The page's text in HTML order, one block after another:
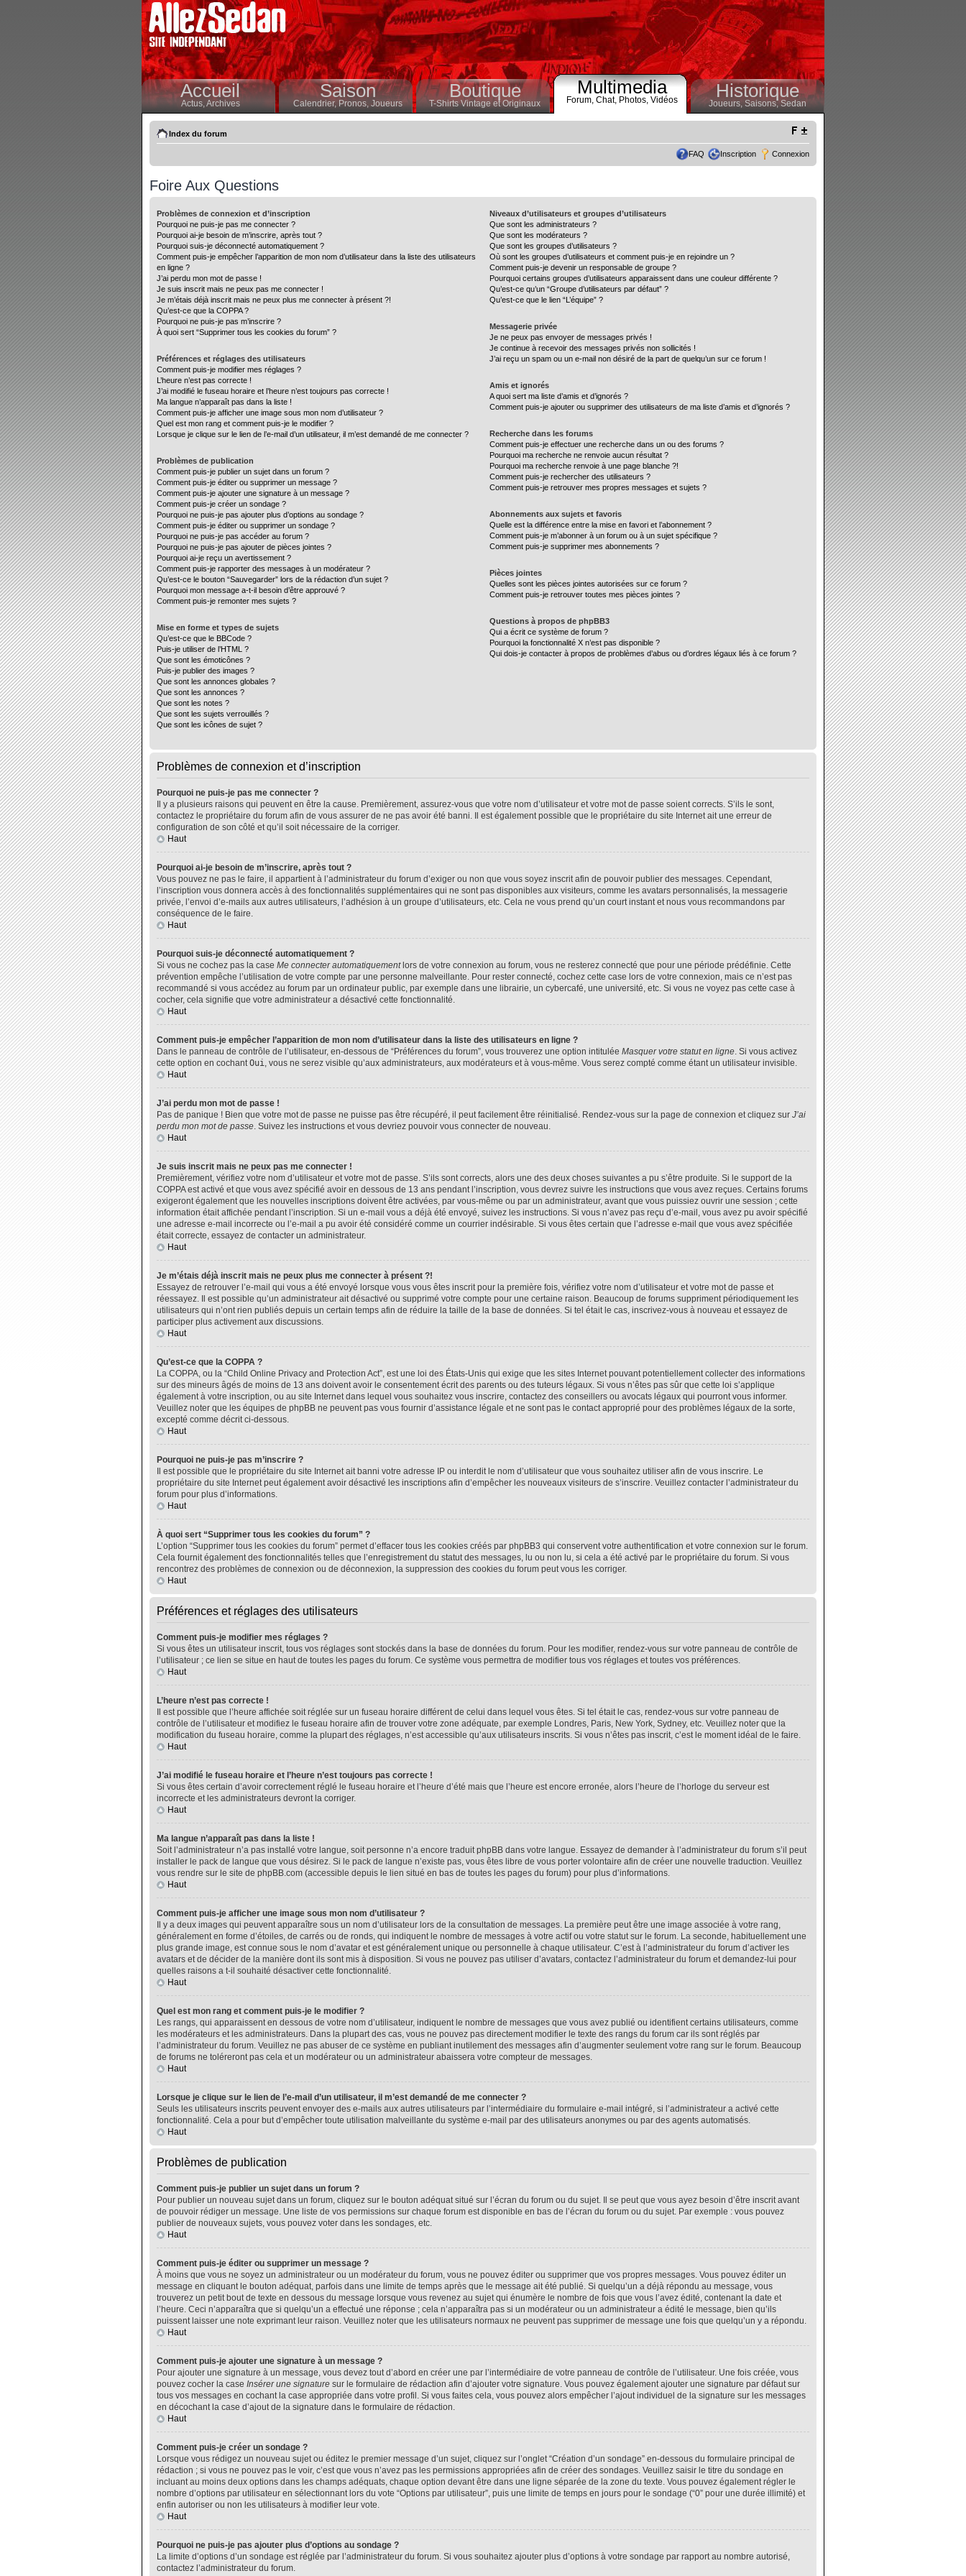
Accueil
Actus,Archives
Saison
Calendrier,Pronos, Joueurs
Boutique
T-Shirts Vintage et Originaux
Multimedia
Forum, Chat, Photos, Vidéos Historique
Joueurs, Saisons,Sedan
Index du forum
FAQ Inscription Connexion
Foire Aux Questions
Problèmes de connexion et d’inscription
Pourquoi ne puis-je pas me connecter ?
Pourquoi ai-je besoin de m’inscrire, après tout ?
Pourquoi suis-je déconnecté automatiquement ?
Comment puis-je empêcher l’apparition de mon nom d’utilisateur dans la liste des utilisateurs
en ligne ?
J’ai perdu mon mot de passe !
Je suis inscrit mais ne peux pas me connecter !
Je m’étais déjà inscrit mais ne peux plus me connecter à présent ?!
Qu’est-ce que la COPPA ?
Pourquoi ne puis-je pas m’inscrire ?
À quoi sert “Supprimer tous les cookies du forum” ?
Préférences et réglages des utilisateurs
Comment puis-je modifier mes réglages ?
L’heure n’est pas correcte !
J’ai modifié le fuseau horaire et l’heure n’est toujours pas correcte !
Ma langue n’apparaît pas dans la liste !
Comment puis-je afficher une image sous mon nom d’utilisateur ?
Quel est mon rang et comment puis-je le modifier ?
Lorsque je clique sur le lien de l’e-mail d’un utilisateur, il m’est demandé de me connecter ?
Problèmes de publication
Comment puis-je publier un sujet dans un forum ?
Comment puis-je éditer ou supprimer un message ?
Comment puis-je ajouter une signature à un message ?
Comment puis-je créer un sondage ?
Pourquoi ne puis-je pas ajouter plus d’options au sondage ?
Comment puis-je éditer ou supprimer un sondage ?
Pourquoi ne puis-je pas accéder au forum ?
Pourquoi ne puis-je pas ajouter de pièces jointes ?
Pourquoi ai-je reçu un avertissement ?
Comment puis-je rapporter des messages à un modérateur ?
Qu’est-ce le bouton “Sauvegarder” lors de la rédaction d’un sujet ?
Pourquoi mon message a-t-il besoin d’être approuvé ?
Comment puis-je remonter mes sujets ?
Mise en forme et types de sujets
Qu’est-ce que le BBCode ?
Puis-je utiliser de l’HTML ?
Que sont les émoticônes ?
Puis-je publier des images ?
Que sont les annonces globales ?
Que sont les annonces ?
Que sont les notes ?
Que sont les sujets verrouillés ?
Que sont les icônes de sujet ?
Niveaux d’utilisateurs et groupes d’utilisateurs
Que sont les administrateurs ?
Que sont les modérateurs ?
Que sont les groupes d’utilisateurs ?
Où sont les groupes d’utilisateurs et comment puis-je en rejoindre un ?
Comment puis-je devenir un responsable de groupe ?
Pourquoi certains groupes d’utilisateurs apparaissent dans une couleur différente ?
Qu’est-ce qu’un “Groupe d’utilisateurs par défaut” ?
Qu’est-ce que le lien “L’équipe” ?
Messagerie privée
Je ne peux pas envoyer de messages privés !
Je continue à recevoir des messages privés non sollicités !
J’ai reçu un spam ou un e-mail non désiré de la part de quelqu’un sur ce forum !
Amis et ignorés
A quoi sert ma liste d’amis et d’ignorés ?
Comment puis-je ajouter ou supprimer des utilisateurs de ma liste d’amis et d’ignorés ?
Recherche dans les forums
Comment puis-je effectuer une recherche dans un ou des forums ?
Pourquoi ma recherche ne renvoie aucun résultat ?
Pourquoi ma recherche renvoie à une page blanche ?!
Comment puis-je rechercher des utilisateurs ?
Comment puis-je retrouver mes propres messages et sujets ?
Abonnements aux sujets et favoris
Quelle est la différence entre la mise en favori et l’abonnement ?
Comment puis-je m’abonner à un forum ou à un sujet spécifique ?
Comment puis-je supprimer mes abonnements ?
Pièces jointes
Quelles sont les pièces jointes autorisées sur ce forum ?
Comment puis-je retrouver toutes mes pièces jointes ?
Questions à propos de phpBB3
Qui a écrit ce système de forum ?
Pourquoi la fonctionnalité X n’est pas disponible ?
Qui dois-je contacter à propos de problèmes d’abus ou d’ordres légaux liés à ce forum ?
Problèmes de connexion et d’inscription
Pourquoi ne puis-je pas me connecter ?
Il y a plusieurs raisons qui peuvent en être la cause. Premièrement, assurez-vous que votre nom d’utilisateur et votre mot de passe soient corrects. S’ils le sont,
contactez le propriétaire du forum afin de vous assurer de ne pas avoir été banni. Il est également possible que le propriétaire du site Internet ait une erreur de
configuration de son côté et qu’il soit nécessaire de la corriger.
Haut
Pourquoi ai-je besoin de m’inscrire, après tout ?
Vous pouvez ne pas le faire, il appartient à l’administrateur du forum d’exiger ou non que vous soyez inscrit afin de pouvoir publier des messages. Cependant,
l’inscription vous donnera accès à des fonctionnalités supplémentaires qui ne sont pas disponibles aux visiteurs, comme les avatars personnalisés, la messagerie
privée, l’envoi d’e-mails aux autres utilisateurs, l’adhésion à un groupe d’utilisateurs, etc. Cela ne vous prend qu’un court instant et nous vous recommandons par
conséquence de le faire.
Haut
Pourquoi suis-je déconnecté automatiquement ?
Si vous ne cochez pas la case Me connecter automatiquementlors de votre connexion au forum, vous ne resterez connecté que pour une période prédéfinie. Cette
prévention empêche l’utilisation de votre compte par une personne malveillante. Pour rester connecté, cochez cette case lors de votre connexion, mais ce n’est pas
recommandé si vous accédez au forum par un ordinateur public, par exemple dans une librairie, un cybercafé, une université, etc. Si vous ne voyez pas cette case à
cocher, cela signifie que votre administrateur a désactivé cette fonctionnalité.
Haut
Comment puis-je empêcher l’apparition de mon nom d’utilisateur dans la liste des utilisateurs en ligne ?
Dans le panneau de contrôle de l’utilisateur, en-dessous de “Préférences du forum”, vous trouverez une option intitulée Masquer votre statut en ligne. Si vous activez
cette option en cochantOui, vous ne serez visible qu’aux administrateurs, aux modérateurs et à vous-même. Vous serez compté comme étant un utilisateur invisible.
Haut
J’ai perdu mon mot de passe !
Pas de panique ! Bien que votre mot de passe ne puisse pas être récupéré, il peut facilement être réinitialisé. Rendez-vous sur la page de connexion et cliquez sur J’ai
perdu mon mot de passe. Suivez les instructions et vous devriez pouvoir vous connecter de nouveau.
Haut
Je suis inscrit mais ne peux pas me connecter !
Premièrement, vérifiez votre nom d’utilisateur et votre mot de passe. S’ils sont corrects, alors une des deux choses suivantes a pu s’être produite. Si le support de la
COPPA est activé et que vous avez spécifié avoir en dessous de 13 ans pendant l’inscription, vous devrez suivre les instructions que vous avez reçues. Certains forums
exigeront également que les nouvelles inscriptions doivent être activées, par vous-même ou par un administrateur, avant que vous puissiez ouvrir une session ; cette
information était affichée pendant l’inscription. Si un e-mail vous a déjà été envoyé, suivez les instructions. Si vous n’avez pas reçu d’e-mail, vous avez pu avoir spécifié
une adresse e-mail incorrecte ou l’e-mail a pu avoir été considéré comme un courrier indésirable. Si vous êtes certain que l’adresse e-mail que vous avez spécifiée
était correcte, essayez de contacter un administrateur.
Haut
Je m’étais déjà inscrit mais ne peux plus me connecter à présent ?!
Essayez de retrouver l’e-mail qui vous a été envoyé lorsque vous vous êtes inscrit pour la première fois, vérifiez votre nom d’utilisateur et votre mot de passe et
réessayez. Il est possible qu’un administrateur ait désactivé ou supprimé votre compte pour une certaine raison. Beaucoup de forums suppriment périodiquement les
utilisateurs qui n’ont rien publiés depuis un certain temps afin de réduire la taille de la base de données. Si tel était le cas, inscrivez-vous à nouveau et essayez de
participer plus activement aux discussions.
Haut
Qu’est-ce que la COPPA ?
La COPPA, ou la “Child Online Privacy and Protection Act”, est une loi des États-Unis qui exige que les sites Internet pouvant potentiellement collecter des informations
sur des mineurs âgés de moins de 13 ans doivent avoir le consentement écrit des parents ou des tuteurs légaux. Si vous n’êtes pas sûr que cette loi s’applique
également à votre inscription, ou au site Internet dans lequel vous souhaitez vous inscrire, contactez des conseillers ou avocats légaux qui pourront vous informer.
Veuillez noter que les équipes de phpBB ne peuvent pas vous fournir d’assistance légale et ne sont pas le contact approprié pour des problèmes légaux de la sorte,
excepté comme décrit ci-dessous.
Haut
Pourquoi ne puis-je pas m’inscrire ?
Il est possible que le propriétaire du site Internet ait banni votre adresse IP ou interdit le nom d’utilisateur que vous souhaitez utiliser afin de vous inscrire. Le
propriétaire du site Internet peut également avoir désactivé les inscriptions afin d’empêcher les nouveaux visiteurs de s’inscrire. Veuillez contacter l’administrateur du
forum pour plus d’informations.
Haut
À quoi sert “Supprimer tous les cookies du forum” ?
L’option “Supprimer tous les cookies du forum” permet d’effacer tous les cookies créés par phpBB3 qui conservent votre authentification et votre connexion sur le forum.
Cela fournit également des fonctionnalités telles que l’enregistrement du statut des messages, lu ou non lu, si cela a été activé par le propriétaire du forum. Si vous
rencontrez des problèmes de connexion ou de déconnexion, la suppression des cookies du forum peut vous les corriger.
Haut
Préférences et réglages des utilisateurs
Comment puis-je modifier mes réglages ?
Si vous êtes un utilisateur inscrit, tous vos réglages sont stockés dans la base de données du forum. Pour les modifier, rendez-vous sur votre panneau de contrôle de
l’utilisateur ; ce lien se situe en haut de toutes les pages du forum. Ce système vous permettra de modifier tous vos réglages et toutes vos préférences.
Haut
L’heure n’est pas correcte !
Il est possible que l’heure affichée soit réglée sur un fuseau horaire différent de celui dans lequel vous êtes. Si tel était le cas, rendez-vous sur votre panneau de
contrôle de l’utilisateur et modifiez le fuseau horaire afin de trouver votre zone adéquate, par exemple Londres, Paris, New York, Sydney, etc. Veuillez noter que la
modification du fuseau horaire, comme la plupart des réglages, n’est accessible qu’aux utilisateurs inscrits. Si vous n’êtes pas inscrit, c’est le moment idéal de le faire.
Haut
J’ai modifié le fuseau horaire et l’heure n’est toujours pas correcte !
Si vous êtes certain d’avoir correctement réglé le fuseau horaire et l’heure d’été mais que l’heure est encore erronée, alors l’heure de l’horloge du serveur est
incorrecte et les administrateurs devront la corriger.
Haut
Ma langue n’apparaît pas dans la liste !
Soit l’administrateur n’a pas installé votre langue, soit personne n’a encore traduit phpBB dans votre langue. Essayez de demander à l’administrateur du forum s’il peut
installer le pack de langue que vous désirez. Si le pack de langue n’existe pas, vous êtes libre de vous porter volontaire afin de créer une nouvelle traduction. Veuillez
vous rendre sur le site de phpBB.com (accessible depuis le lien situé en bas de toutes les pages du forum) pour plus d’informations.
Haut
Comment puis-je afficher une image sous mon nom d’utilisateur ?
Il y a deux images qui peuvent apparaître sous un nom d’utilisateur lors de la consultation de messages. La première peut être une image associée à votre rang,
généralement en forme d’étoiles, de carrés ou de ronds, qui indiquent le nombre de messages à votre actif ou votre statut sur le forum. La seconde, habituellement une
plus grande image, est connue sous le nom d’avatar et est généralement unique ou personnelle à chaque utilisateur. C’est à l’administrateur du forum d’activer les
avatars et de décider de la manière dont ils sont mis à disposition. Si vous ne pouvez pas utiliser d’avatars, contactez l’administrateur du forum et demandez-lui pour
quelles raisons a t-il souhaité désactiver cette fonctionnalité.
Haut
Quel est mon rang et comment puis-je le modifier ?
Les rangs, qui apparaissent en dessous de votre nom d’utilisateur, indiquent le nombre de messages que vous avez publié ou identifient certains utilisateurs, comme
les modérateurs et les administrateurs. Dans la plupart des cas, vous ne pouvez pas directement modifier le texte des rangs du forum car ils sont réglés par
l’administrateur du forum. Veuillez ne pas abuser de ce système en publiant inutilement des messages afin d’augmenter seulement votre rang sur le forum. Beaucoup
de forums ne toléreront pas cela et un modérateur ou un administrateur abaissera votre compteur de messages.
Haut
Lorsque je clique sur le lien de l’e-mail d’un utilisateur, il m’est demandé de me connecter ?
Seuls les utilisateurs inscrits peuvent envoyer des e-mails aux autres utilisateurs par l’intermédiaire du formulaire e-mail intégré, si l’administrateur a activé cette
fonctionnalité. Cela a pour but d’empêcher toute utilisation malveillante du système e-mail par des utilisateurs anonymes ou par des agents automatisés.
Haut
Problèmes de publication
Comment puis-je publier un sujet dans un forum ?
Pour publier un nouveau sujet dans un forum, cliquez sur le bouton adéquat situé sur l’écran du forum ou du sujet. Il se peut que vous ayez besoin d’être inscrit avant
de pouvoir rédiger un message. Une liste de vos permissions sur chaque forum est disponible en bas de l’écran du forum ou du sujet. Par exemple : vous pouvez
publier de nouveaux sujets, vous pouvez voter dans les sondages, etc.
Haut
Comment puis-je éditer ou supprimer un message ?
À moins que vous ne soyez un administrateur ou un modérateur du forum, vous ne pouvez éditer ou supprimer que vos propres messages. Vous pouvez éditer un
message en cliquant le bouton adéquat, parfois dans une limite de temps après que le message ait été publié. Si quelqu’un a déjà répondu au message, vous
trouverez un petit bout de texte en dessous du message lorsque vous revenez au sujet qui énumère le nombre de fois que vous l’avez édité, contenant la date et
l’heure. Ceci n’apparaîtra que si quelqu’un a effectué une réponse ; cela n’apparaîtra pas si un modérateur ou un administrateur a édité le message, bien qu’ils
puissent laisser une note exprimant leur raison. Veuillez noter que les utilisateurs normaux ne peuvent pas supprimer de message une fois que quelqu’un y a répondu.
Haut
Comment puis-je ajouter une signature à un message ?
Pour ajouter une signature à un message, vous devez tout d’abord en créer une par l’intermédiaire de votre panneau de contrôle de l’utilisateur. Une fois créée, vous
pouvez cocher la case Insérer une signature sur le formulaire de rédaction afin d’ajouter votre signature. Vous pouvez également ajouter une signature par défaut sur
tous vos messages en cochant la case appropriée dans votre profil. Si vous faites cela, vous pouvez alors empêcher l’ajout individuel de la signature sur les messages
en décochant la case d’ajout de la signature dans le formulaire de rédaction.
Haut
Comment puis-je créer un sondage ?
Lorsque vous rédigez un nouveau sujet ou éditez le premier message d’un sujet, cliquez sur l’onglet “Création d’un sondage” en-dessous du formulaire principal de
rédaction ; si vous ne pouvez pas le voir, c’est que vous n’avez pas les permissions appropriées afin de créer des sondages. Veuillez saisir le titre du sondage en
incluant au moins deux options dans les champs adéquats, chaque option devant être dans une ligne séparée de la zone du texte. Vous pouvez également régler le
nombre d’options par utilisateur en sélectionnant lors du vote “Options par utilisateur”, puis une limite de temps en jours pour le sondage (“0” pour une durée illimité) et
enfin autoriser ou non les utilisateurs à modifier leur vote.
Haut
Pourquoi ne puis-je pas ajouter plus d’options au sondage ?
La limite d’options d’un sondage est réglée par l’administrateur du forum. Si vous souhaitez ajouter plus d’options à votre sondage par rapport au nombre autorisé,
contactez l’administrateur du forum.